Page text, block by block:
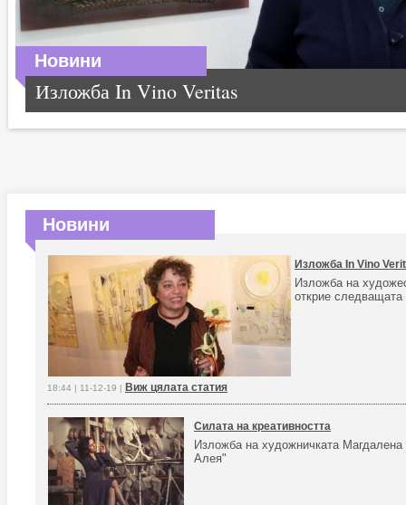
Новини
Изложба In Vino Veritas
Новини
Изложба In Vino
Изложба на
открие
18:44 | 11-12-19 | Виж цялата статия
Силата на креативността
Изложба на художничката
Алея"